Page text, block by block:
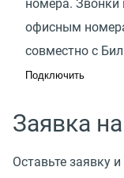
номера. Звонки
офисным
совместно с
Подключить
Заявка
Оставьте заявку